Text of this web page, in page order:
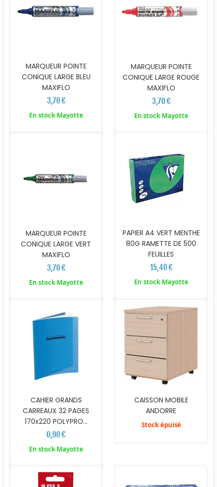
MARQUEUR POINTE
CONIQUE LARGE BLEU
MAXIFLO
3,70 €
En stock Mayotte
MARQUEUR POINTE
CONIQUE LARGE ROUGE
MAXIFLO
3,70 €
En stock Mayotte
MARQUEUR POINTE
CONIQUE LARGE VERT
MAXIFLO
3,70 €
En stock Mayotte
PAPIER A4 VERT MENTHE
80G RAMETTE DE 500
FEUILLES
15,40 €
En stock Mayotte
CAHIER GRANDS
CARREAUX 32 PAGES
170x220 POLYPRO...
0,90 €
En stock Mayotte
CAISSON MOBILE
ANDORRE
Stock épuisé